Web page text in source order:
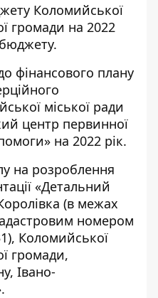
Коломийської
громади на 2022
фінансового плану
міської ради
центр первинної
на 2022 рік.
на розроблення
«Детальний
(в межах
номером
Коломийської
громади,
Івано-